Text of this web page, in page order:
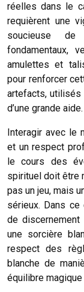
réelles dans le
requièrent une
soucieuse
fondamentaux,
amulettes et
pour renforcer
artefacts, utilisés
d’une grande aide.
Interagir avec le
et un respect
le cours des
spirituel doit être
pas un jeu, mais
sérieux. Dans
de
une sorcière
respect des
blanche de
équilibre